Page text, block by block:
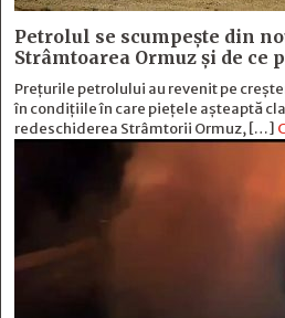
Petrolul se scumpește din
Strâmtoarea Ormuz și de ce
Prețurile petrolului au revenit pe
în condițiile în care piețele așteaptă
redeschiderea Strâmtorii Ormuz, […]